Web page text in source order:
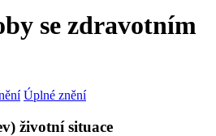
se zdravotním
Úplné znění
životní situace